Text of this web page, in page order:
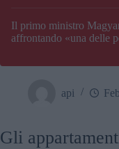
Il primo ministro
affrontando «una delle
api
Gli